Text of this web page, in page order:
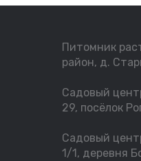
Питомник
район, д.
Садовый
29, посёлок
Садовый
1/1, деревня